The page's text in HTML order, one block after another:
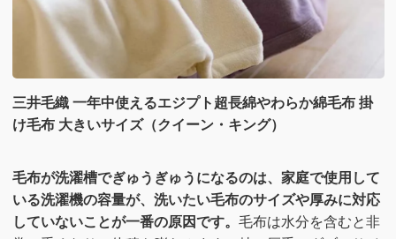
三井毛織 一年中使えるエジプト超長綿やわらか綿毛布 掛
け毛布 大きいサイズ（クイーン・キング）
毛布が洗濯槽でぎゅうぎゅうになるのは、家庭で使用して
いる洗濯機の容量が、洗いたい毛布のサイズや厚みに対応
していないことが一番の原因です。 毛布は水分を含むと非